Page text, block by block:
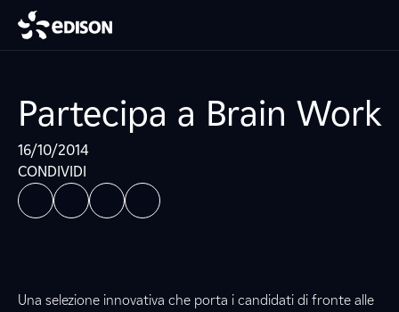
Partecipa a Brain Work
16/10/2014
CONDIVIDI
Una selezione innovativa che porta i candidati di fronte alle